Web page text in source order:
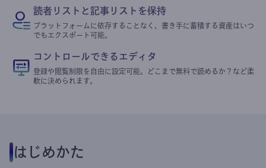
読者リストと記事リストを保持
プラットフォームに依存することなく、書き手に蓄積する資産はいつ
でもエクスポート可能。
コントロールできるエディタ
登録や閲覧制限を自由に設定可能。どこまで無料で読めるか？など柔
軟に決められます。
はじめかた